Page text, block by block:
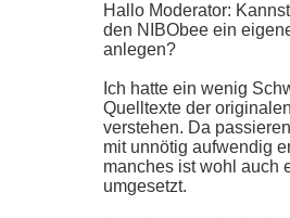
Hallo Moderator:
den NIBObee ein
anlegen?
Ich hatte ein wenig
Quelltexte der
verstehen. Da
mit unnötig aufwendig
manches ist wohl auch
umgesetzt.